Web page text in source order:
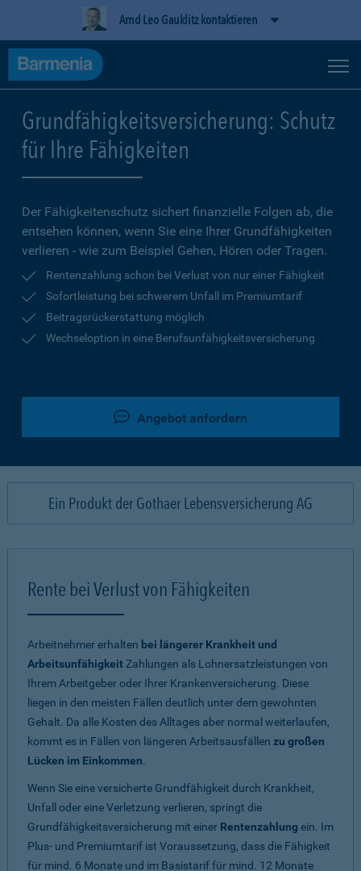
Arnd Leo Gauklitz kontaktieren
Grundfähigkeitsversicherung: Schutz
für Ihre Fähigkeiten
Der Fähigkeitenschutz sichert finanzielle Folgen ab, die
entsehen können, wenn Sie eine Ihrer Grundfähigkeiten
verlieren - wie zum Beispiel Gehen, Hören oder Tragen.
Rentenzahlung schon bei Verlust von nur einer Fähigkeit
Sofortleistung bei schwerem Unfall im Premiumtarif
Beitragsrückerstattung möglich
Wechseloption in eine Berufsunfähigkeitsversicherung
Angebot anfordern
Ein Produkt der Gothaer Lebensversicherung AG
Rente bei Verlust von Fähigkeiten
Arbeitnehmer erhalten bei längerer Krankheit und
ArbeitsunfähigkeitZahlungen als Lohnersatzleistungen von
Ihrem Arbeitgeber oder Ihrer Krankenversicherung. Diese
liegen in den meisten Fällen deutlich unter dem gewohnten
Gehalt. Da alle Kosten des Alltages aber normal weiterlaufen,
kommt es in Fällen von längeren Arbeitsausfällen zu großen
Lücken im Einkommen.
Wenn Sie eine versicherte Grundfähigkeit durch Krankheit,
Unfall oder eine Verletzung verlieren, springt die
Grundfähigkeitsversicherung mit einer Rentenzahlung ein. Im
Plus- und Premiumtarif ist Voraussetzung, dass die Fähigkeit
für mind. 6 Monate und im Basistarif für mind. 12 Monate